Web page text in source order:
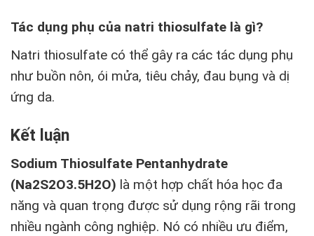
Tác dụng phụ của natri thiosulfate là gì?
Natri thiosulfate có thể gây ra các tác dụng phụ
như buồn nôn, ói mửa, tiêu chảy, đau bụng và dị
ứng da.
Kết luận
Sodium Thiosulfate Pentanhydrate
(Na2S2O3.5H2O) là một hợp chất hóa học đa
năng và quan trọng được sử dụng rộng rãi trong
nhiều ngành công nghiệp. Nó có nhiều ưu điểm,